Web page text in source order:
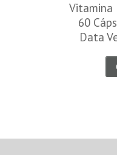
Vitamina
60
Data